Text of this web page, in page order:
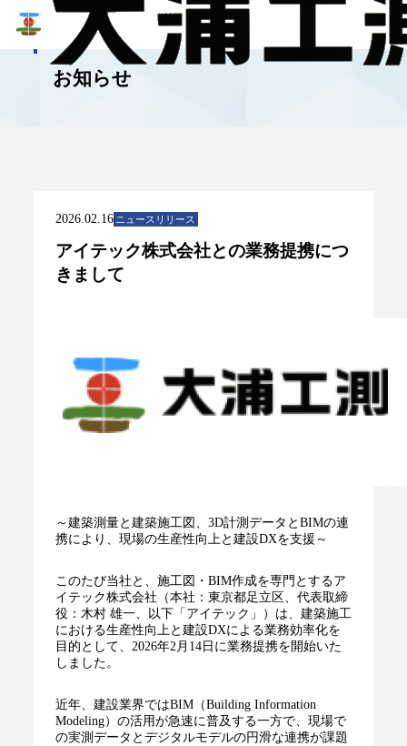
お知らせ
NEWS
2026.02.16 ニュースリリース
アイテック株式会社との業務提携につ
きまして
～建築測量と建築施工図、3D計測データとBIMの連
携により、現場の生産性向上と建設DXを支援～
このたび当社と、施工図・BIM作成を専門とするア
イテック株式会社（本社：東京都足立区、代表取締
役：木村 雄一、以下「アイテック」）は、建築施工
における生産性向上と建設DXによる業務効率化を
目的として、2026年2月14日に業務提携を開始いた
しました。
近年、建設業界ではBIM（Building Information
Modeling）の活用が急速に普及する一方で、現場で
の実測データとデジタルモデルの円滑な連携が課題